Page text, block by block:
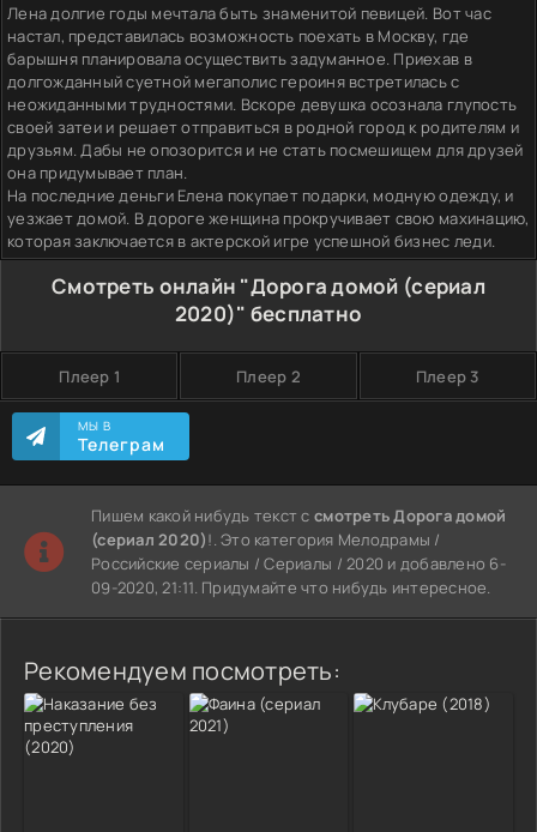
Лена долгие годы мечтала быть знаменитой певицей. Вот час
настал, представилась возможность поехать в Москву, где
барышня планировала осуществить задуманное. Приехав в
долгожданный суетной мегаполис героиня встретилась с
неожиданными трудностями. Вскоре девушка осознала глупость
своей затеи и решает отправиться в родной город к родителям и
друзьям. Дабы не опозорится и не стать посмешищем для друзей
она придумывает план.
На последние деньги Елена покупает подарки, модную одежду, и
уезжает домой. В дороге женщина прокручивает свою махинацию,
которая заключается в актерской игре успешной бизнес леди.
Смотреть онлайн "Дорога домой (сериал
2020)" бесплатно
Плеер 1 Плеер 2 Плеер 3
МЫ В
Телеграм
Пишем какой нибудь текст ссмотреть Дорога домой
(сериал 2020)!. Это категория Мелодрамы /
Российские сериалы / Сериалы / 2020 и добавлено 6-
09-2020, 21:11. Придумайте что нибудь интересное.
Рекомендуем посмотреть: